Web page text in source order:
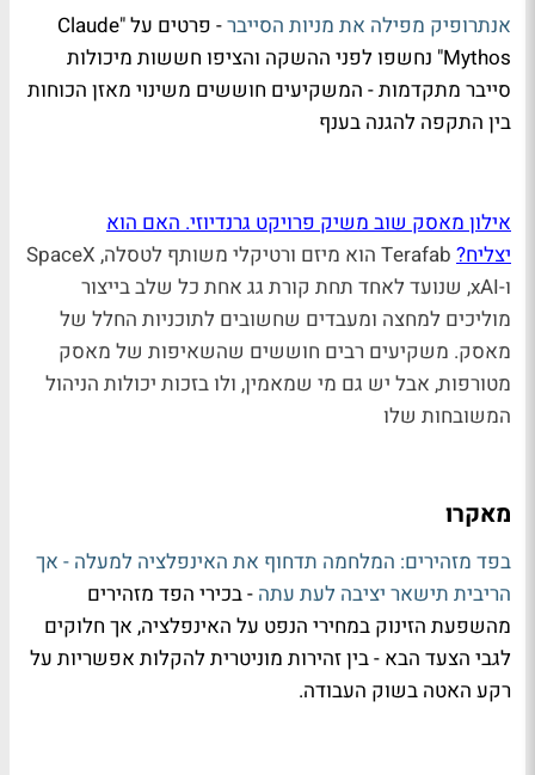
אנתרופיק מפילה את מניות הסייבר
- פרטים על "Claude
Mythos" נחשפו לפני ההשקה והציפו חששות מיכולות
סייבר מתקדמות - המשקיעים חוששים משינוי מאזן הכוחות
בין התקפה להגנה בענף
אילון מאסק שוב משיק פרויקט גרנדיוזי. האם הוא
יצליח?
Terafab הוא מיזם ורטיקלי משותף לטסלה, SpaceX
ו-xAI, שנועד לאחד תחת קורת גג אחת כל שלב בייצור
מוליכים למחצה ומעבדים שחשובים לתוכניות החלל של
מאסק. משקיעים רבים חוששים שהשאיפות של מאסק
מטורפות, אבל יש גם מי שמאמין, ולו בזכות יכולות הניהול
המשובחות שלו
מאקרו
בפד מזהירים: המלחמה תדחוף את האינפלציה למעלה - אך
הריבית תישאר יציבה לעת עתה - בכירי הפד מזהירים
מהשפעת הזינוק במחירי הנפט על האינפלציה, אך חלוקים
לגבי הצעד הבא - בין זהירות מוניטרית להקלות אפשריות על
רקע האטה בשוק העבודה.